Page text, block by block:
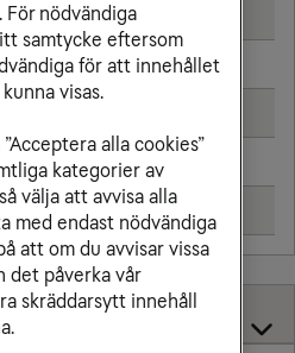
25,00 kr/min
25,00 kr/min
11,00 kr
0,99 kr
För nödvändiga
samtycke eftersom
för att innehållet
visas.
alla cookies”
kategorier av
välja att avvisa alla
med endast nödvändiga
att om du avvisar vissa
det påverka vår
skräddarsytt innehåll